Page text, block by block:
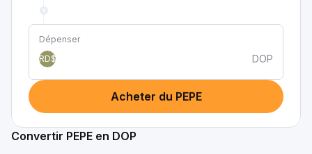
Dépenser
RD$
DOP
Acheter du PEPE
Convertir PEPE en DOP